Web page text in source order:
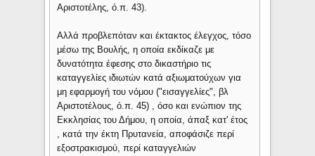
Αριστοτέλης, ό.π. 43).
Αλλά προβλεπόταν και έκτακτος έλεγχος, τόσο
μέσω της Βουλής, η οποία εκδίκαζε με
δυνατότητα έφεσης στο δικαστήριο τις
καταγγελίες ιδιωτών κατά αξιωματούχων για
μη εφαρμογή του νόμου ("εισαγγελίες", βλ
Αριστοτέλους, ό.π. 45) , όσο και ενώπιον της
Εκκλησίας του Δήμου, η οποία, άπαξ κατ' έτος
, κατά την έκτη Πρυτανεία, αποφάσιζε περί
εξοστρακισμού, περί καταγγελιών